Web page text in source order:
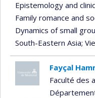
Epistemology and
Family romance and
Dynamics of small
South-Eastern Asia;
Fayçal
Faculté des